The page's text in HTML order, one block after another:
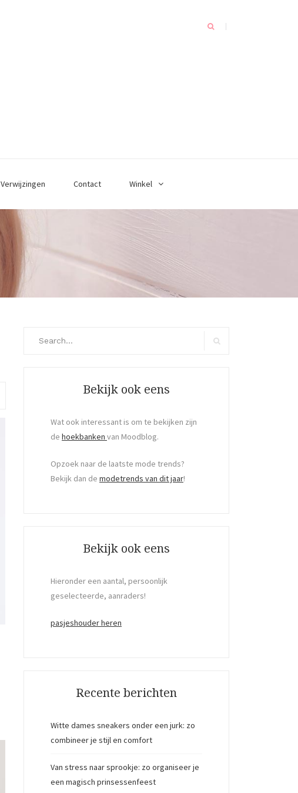
Verwijzingen Contact Winkel
Bekijk ook eens
Wat ook interessant is om te bekijken zijn
de hoekbanken van Moodblog.
Opzoek naar de laatste mode trends?
Bekijk dan de modetrends van dit jaar!
Bekijk ook eens
Hieronder een aantal, persoonlijk
geselecteerde, aanraders!
pasjeshouder heren
Recente berichten
Witte dames sneakers onder een jurk: zo
combineer je stijl en comfort
Van stress naar sprookje: zo organiseer je
een magisch prinsessenfeest